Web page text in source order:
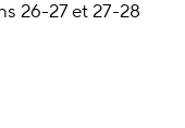
26-27 et 27-28